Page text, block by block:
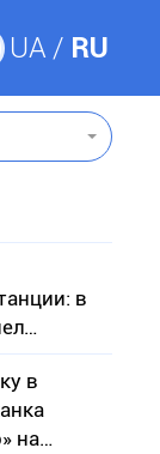
UA RU
в
в
на